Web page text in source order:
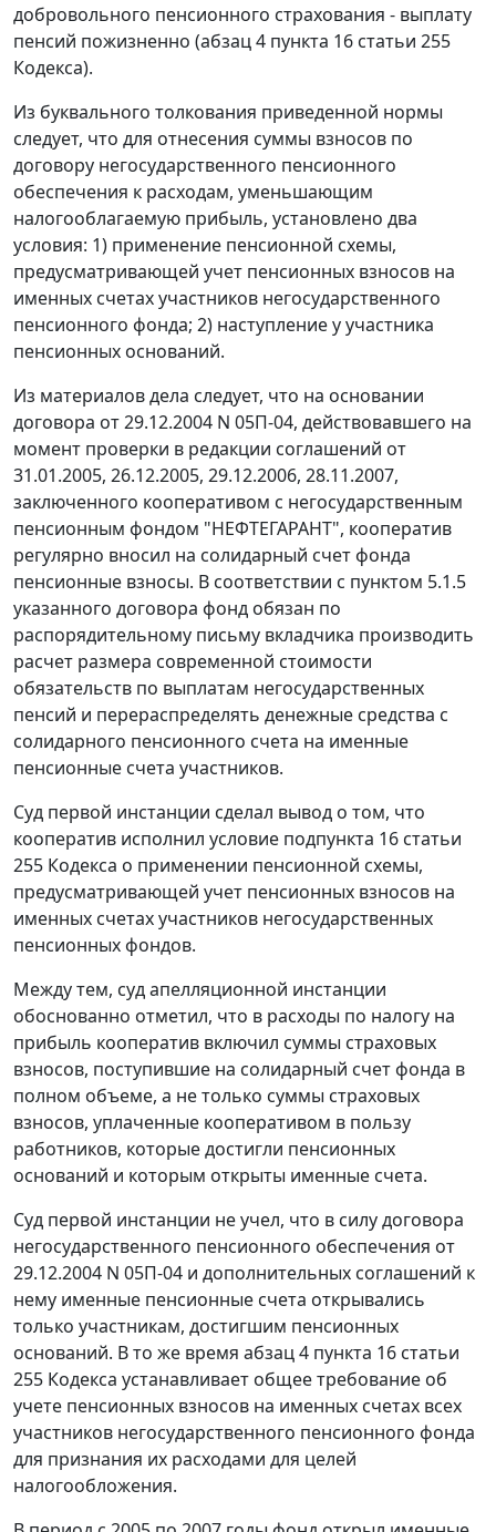
добровольного пенсионного страхования - выплату
пенсий пожизненно (абзац 4 пункта 16 статьи 255
Кодекса).
Из буквального толкования приведенной нормы
следует, что для отнесения суммы взносов по
договору негосударственного пенсионного
обеспечения к расходам, уменьшающим
налогооблагаемую прибыль, установлено два
условия: 1) применение пенсионной схемы,
предусматривающей учет пенсионных взносов на
именных счетах участников негосударственного
пенсионного фонда; 2) наступление у участника
пенсионных оснований.
Из материалов дела следует, что на основании
договора от 29.12.2004 N 05П-04, действовавшего на
момент проверки в редакции соглашений от
31.01.2005, 26.12.2005, 29.12.2006, 28.11.2007,
заключенного кооперативом с негосударственным
пенсионным фондом "НЕФТЕГАРАНТ", кооператив
регулярно вносил на солидарный счет фонда
пенсионные взносы. В соответствии с пунктом 5.1.5
указанного договора фонд обязан по
распорядительному письму вкладчика производить
расчет размера современной стоимости
обязательств по выплатам негосударственных
пенсий и перераспределять денежные средства с
солидарного пенсионного счета на именные
пенсионные счета участников.
Суд первой инстанции сделал вывод о том, что
кооператив исполнил условие подпункта 16 статьи
255 Кодекса о применении пенсионной схемы,
предусматривающей учет пенсионных взносов на
именных счетах участников негосударственных
пенсионных фондов.
Между тем, суд апелляционной инстанции
обоснованно отметил, что в расходы по налогу на
прибыль кооператив включил суммы страховых
взносов, поступившие на солидарный счет фонда в
полном объеме, а не только суммы страховых
взносов, уплаченные кооперативом в пользу
работников, которые достигли пенсионных
оснований и которым открыты именные счета.
Суд первой инстанции не учел, что в силу договора
негосударственного пенсионного обеспечения от
29.12.2004 N 05П-04 и дополнительных соглашений к
нему именные пенсионные счета открывались
только участникам, достигшим пенсионных
оснований. В то же время абзац 4 пункта 16 статьи
255 Кодекса устанавливает общее требование об
учете пенсионных взносов на именных счетах всех
участников негосударственного пенсионного фонда
для признания их расходами для целей
налогообложения.